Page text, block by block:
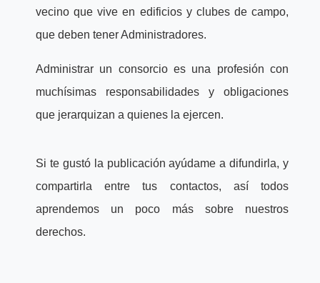
vecino que vive en edificios y clubes de campo,
que deben tener Administradores.
Administrar un consorcio es una profesión con
muchísimas responsabilidades y obligaciones
que jerarquizan a quienes la ejercen.
Si te gustó la publicación ayúdame a difundirla, y
compartirla entre tus contactos, así todos
aprendemos un poco más sobre nuestros
derechos.